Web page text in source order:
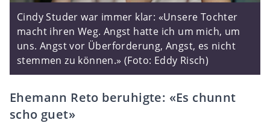
Cindy Studer war immer klar: «Unsere Tochter
macht ihren Weg. Angst hatte ich um mich, um
uns. Angst vor Überforderung, Angst, es nicht
stemmen zu können.» (Foto: Eddy Risch)
Ehemann Reto beruhigte: «Es chunnt
scho guet»